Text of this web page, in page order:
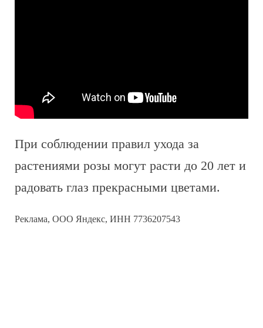
При соблюдении правил ухода за
растениями розы могут расти до 20 лет и
радовать глаз прекрасными цветами.
Реклама, ООО Яндекс, ИНН 7736207543